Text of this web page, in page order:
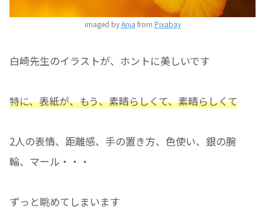
imaged byAnja from Pixabay
白崎先生のイラストが、ホントに美しいです
特に、表紙が、もう、素晴らしくて、素晴らしくて
2人の表情、距離感、手の置き方、色使い、銀の腕
輪、マール・・・
ずっと眺めてしまいます